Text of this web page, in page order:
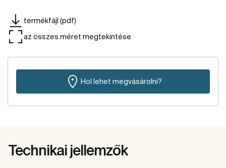
termékfájl (pdf)
az összes méret megtekintése
Hol lehet megvásárolni?
Technikai jellemzők